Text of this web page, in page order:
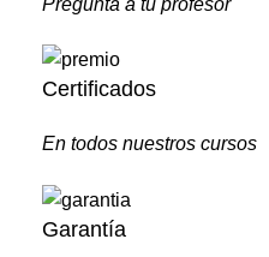
Pregunta a tu profesor
Certificados
En todos nuestros cursos
Garantía